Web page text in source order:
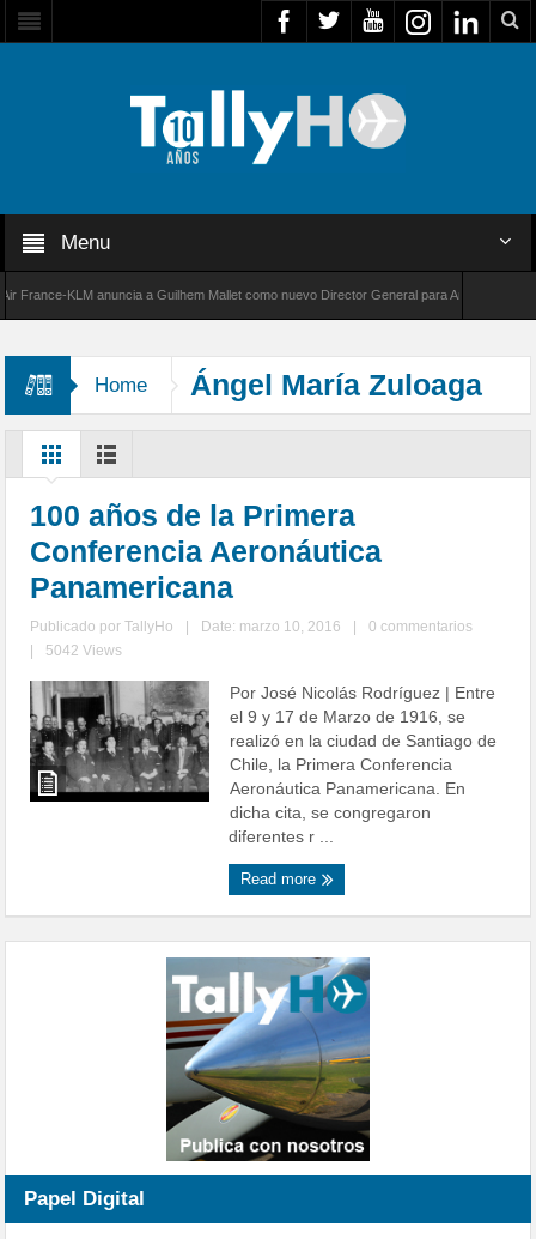
Menu
KLM anuncia a Guilhem Mallet como nuevo Director General para América Latina
Home Ángel María Zuloaga
100 años de la Primera
Conferencia Aeronáutica
Panamericana
Publicado porTallyHo Date: marzo 10, 2016
0 commentarios
5042 Views
Por José Nicolás Rodríguez | Entre
el 9 y 17 de Marzo de 1916, se
realizó en la ciudad de Santiago de
Chile, la Primera Conferencia
Aeronáutica Panamericana. En
dicha cita, se congregaron
diferentes r ...
Read more
Papel Digital